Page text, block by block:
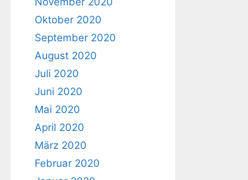
Oktober 2020
September 2020
August 2020
Juli 2020
Juni 2020
Mai 2020
April 2020
März 2020
Februar 2020